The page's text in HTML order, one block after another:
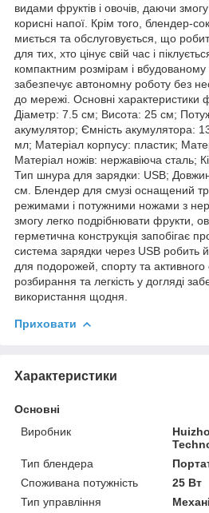
видами фруктів і овочів, даючи
корисні напої. Крім того, блендер-
миється та обслуговується, що
для тих, хто цінує свій час і
компактним розмірам і вбудованому
забезпечує автономну роботу без
до мережі. Основні характеристики
Діаметр: 7.5 см; Висота: 25 см;
акумулятор; Ємність акумулятора:
мл; Матеріал корпусу: пластик;
Матеріал ножів: нержавіюча сталь;
Тип шнура для зарядки: USB;
см. Блендер для смузі оснащений
режимами і потужними ножами з
змогу легко подрібнювати фрукти,
герметична конструкція запобігає
система зарядки через USB робить
для подорожей, спорту та
розбирання та легкість у догляді
використання щодня.
Приховати
Характеристики
Основні
Виробник
Тип блендера
Споживана потужність
25 Вт
Тип управління